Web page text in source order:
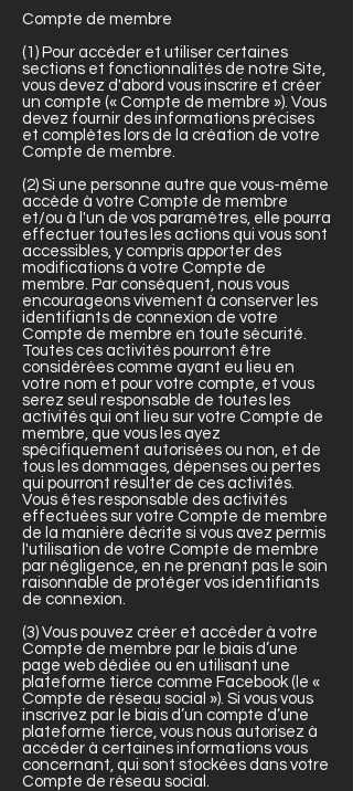
Compte de membre
(1) Pour accéder et utiliser certaines
sections et fonctionnalités de notre Site,
vous devez d'abord vous inscrire et créer
un compte (« Compte de membre »). Vous
devez fournir des informations précises
et complètes lors de la création de votre
Compte de membre.
(2) Si une personne autre que vous-même
accède à votre Compte de membre
et/ou à l'un de vos paramètres, elle pourra
effectuer toutes les actions qui vous sont
accessibles, y compris apporter des
modifications à votre Compte de
membre. Par conséquent, nous vous
encourageons vivement à conserver les
identifiants de connexion de votre
Compte de membre en toute sécurité.
Toutes ces activités pourront être
considérées comme ayant eu lieu en
votre nom et pour votre compte, et vous
serez seul responsable de toutes les
activités qui ont lieu sur votre Compte de
membre, que vous les ayez
spécifiquement autorisées ou non, et de
tous les dommages, dépenses ou pertes
qui pourront résulter de ces activités.
Vous êtes responsable des activités
effectuées sur votre Compte de membre
de la manière décrite si vous avez permis
l'utilisation de votre Compte de membre
par négligence, en ne prenant pas le soin
raisonnable de protéger vos identifiants
de connexion.
(3) Vous pouvez créer et accéder à votre
Compte de membre par le biais d’une
page web dédiée ou en utilisant une
plateforme tierce comme Facebook (le «
Compte de réseau social »). Si vous vous
inscrivez par le biais d’un compte d’une
plateforme tierce, vous nous autorisez à
accéder à certaines informations vous
concernant, qui sont stockées dans votre
Compte de réseau social.